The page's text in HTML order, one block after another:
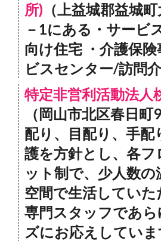
所) （上益城郡益城
－1にある・サービ
向け住宅 ・介護保
ビスセンター/訪問介
特定非営利活動法人
（岡山市北区春日
配り、目配り、手配
護を方針とし、各フ
ット制で、少人数
空間で生活していた
専門スタッフであ
ズにお応えしていま